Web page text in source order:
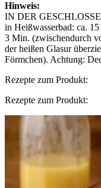
Hinweis:
IN DER
in Heißwasserbad: ca.
3 Min. (zwischendurch
der heißen Glasur
Förmchen). Achtung:
Rezepte zum Produkt:
Rezepte zum Produkt: